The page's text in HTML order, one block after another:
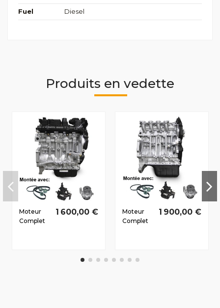
Fuel Diesel
Produits en vedette
Moteur
Complet
1 600,00 €
Moteur
Complet
2008201
1 900,00 €